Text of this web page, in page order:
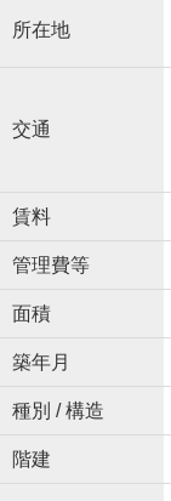
所在地
交通
賃料
管理費等
面積
築年月
種別 / 構造
階建